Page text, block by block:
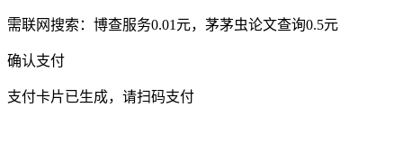
需联网搜索：博查服务0.01元，茅茅虫论文查询0.5元
确认支付
支付卡片已生成，请扫码支付